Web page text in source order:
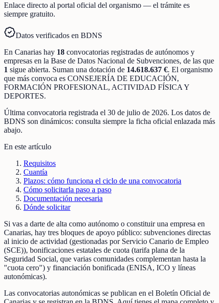
Enlace directo al portal oficial del organismo — el trámite es
siempre gratuito.
Datos verificados en BDNS
En Canarias hay 18 convocatorias registradas de autónomos y
empresas en la Base de Datos Nacional de Subvenciones, de las que
1 sigue abierta. Suman una dotación de 14.618.637 €. El organismo
que más convoca es CONSEJERÍA DE EDUCACIÓN,
FORMACIÓN PROFESIONAL, ACTIVIDAD FÍSICA Y
DEPORTES.
Última convocatoria registrada el 30 de julio de 2026. Los datos de
BDNS son dinámicos: consulta siempre la ficha oficial enlazada más
abajo.
En este artículo
Requisitos
Cuantía
Plazos: cómo funciona el ciclo de una convocatoria
Cómo solicitarla paso a paso
Documentación necesaria
Dónde solicitar
Si vas a darte de alta como autónomo o constituir una empresa en
Canarias, hay tres bloques de apoyo público: subvenciones directas
al inicio de actividad (gestionadas por Servicio Canario de Empleo
(SCE)), bonificaciones estatales de cuota (tarifa plana de la
Seguridad Social, que varias comunidades complementan hasta la
"cuota cero") y financiación bonificada (ENISA, ICO y líneas
autonómicas).
Las convocatorias autonómicas se publican en el Boletín Oficial de